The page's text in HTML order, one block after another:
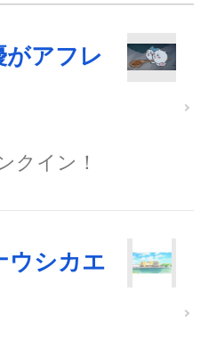
がアフレ
クイン！
ウシカエ